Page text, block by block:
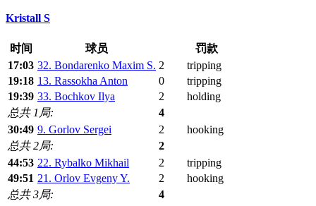
Kristall S
时间 球员
罚款
17:03 32. Bondarenko Maxim S. 2
tripping
19:18 13. Rassokha Anton 0
tripping
19:39 33. Bochkov Ilya 2
holding
总共 1局:
4
30:49 9. Gorlov Sergei 2
hooking
总共 2局:
2
44:53 22. Rybalko Mikhail 2
tripping
49:51 21. Orlov Evgeny Y. 2
hooking
总共 3局:
4